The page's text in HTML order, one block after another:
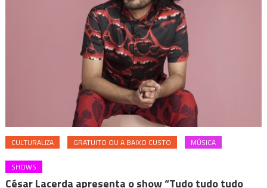
CULTURALIZA GRATUITO OU A BAIXO CUSTO MÚSICA
SHOWS
César Lacerda apresenta o show “Tudo tudo tudo